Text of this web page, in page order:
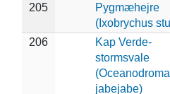
205
Pygmæhejre
(Ixobrychus
206
Kap Verde-
stormsvale
(Oceanodroma
jabejabe)